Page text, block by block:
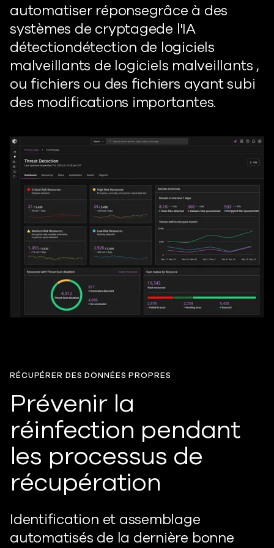
automatiserréponsegrâce à des
systèmes de cryptagede l'IA
détectiondétection de logiciels
malveillants de logiciels malveillants ,
ou fichiers ou des fichiers ayant subi
des modifications importantes.
RÉCUPÉRER DES DONNÉES PROPRES
Prévenir la
réinfection pendant
les processus de
récupération
Identification et assemblage
automatisés de la dernière bonne